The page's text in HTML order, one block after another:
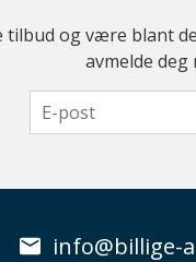
tilbud og være blant
avmelde
info@billige-